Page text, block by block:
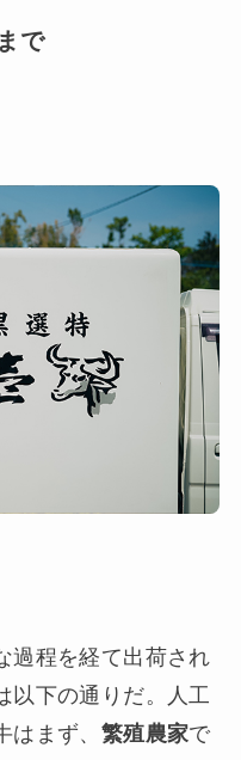
で
過程を経て出荷され
以下の通りだ。人工
まず、 繁殖農家で